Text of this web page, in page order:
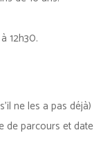
12h30.
ne les a pas déjà)
de parcours et date